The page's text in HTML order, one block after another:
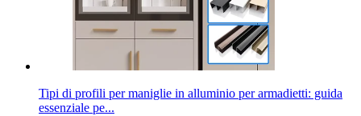
Tipi di profili per maniglie in alluminio per armadietti: guida
essenziale pe...